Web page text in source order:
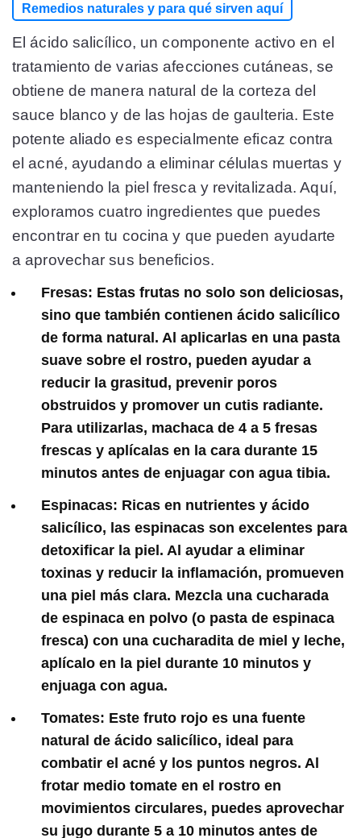
Remedios naturales y para qué sirven aquí
El ácido salicílico, un componente activo en el
tratamiento de varias afecciones cutáneas, se
obtiene de manera natural de la corteza del
sauce blanco y de las hojas de gaulteria. Este
potente aliado es especialmente eficaz contra
el acné, ayudando a eliminar células muertas y
manteniendo la piel fresca y revitalizada. Aquí,
exploramos cuatro ingredientes que puedes
encontrar en tu cocina y que pueden ayudarte
a aprovechar sus beneficios.
Fresas: Estas frutas no solo son deliciosas,
sino que también contienen ácido salicílico
de forma natural. Al aplicarlas en una pasta
suave sobre el rostro, pueden ayudar a
reducir la grasitud, prevenir poros
obstruidos y promover un cutis radiante.
Para utilizarlas, machaca de 4 a 5 fresas
frescas y aplícalas en la cara durante 15
minutos antes de enjuagar con agua tibia.
Espinacas: Ricas en nutrientes y ácido
salicílico, las espinacas son excelentes para
detoxificar la piel. Al ayudar a eliminar
toxinas y reducir la inflamación, promueven
una piel más clara. Mezcla una cucharada
de espinaca en polvo (o pasta de espinaca
fresca) con una cucharadita de miel y leche,
aplícalo en la piel durante 10 minutos y
enjuaga con agua.
Tomates: Este fruto rojo es una fuente
natural de ácido salicílico, ideal para
combatir el acné y los puntos negros. Al
frotar medio tomate en el rostro en
movimientos circulares, puedes aprovechar
su jugo durante 5 a 10 minutos antes de